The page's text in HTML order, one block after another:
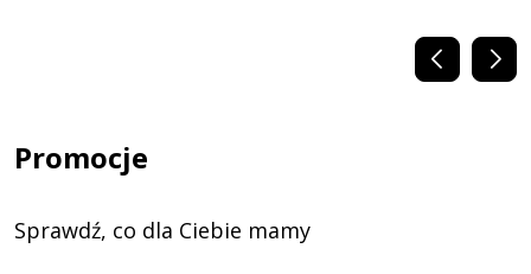
Promocje
Sprawdź, co dla Ciebie mamy